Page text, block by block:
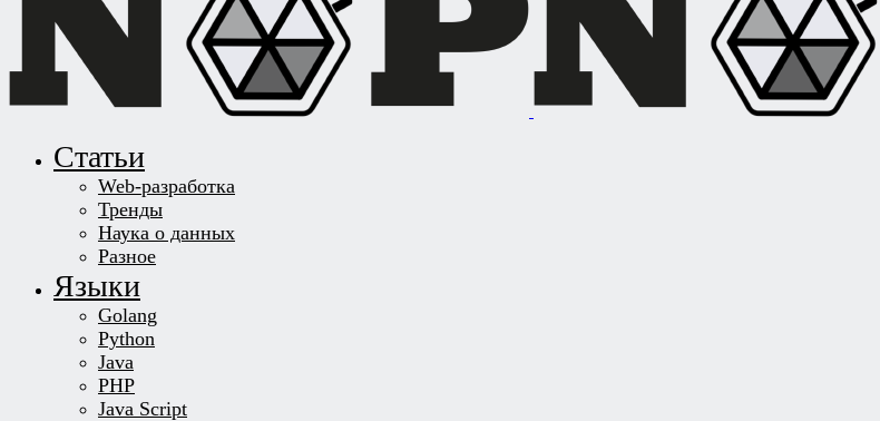
Статьи
Web-разработка
Тренды
Наука о данных
Разное
Языки
Golang
Python
Java
PHP
Java Script